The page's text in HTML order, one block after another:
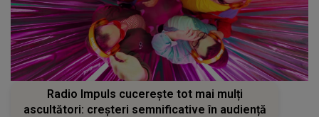
Radio Impuls cucerește tot mai mulți
ascultători: creșteri semnificative în audiență